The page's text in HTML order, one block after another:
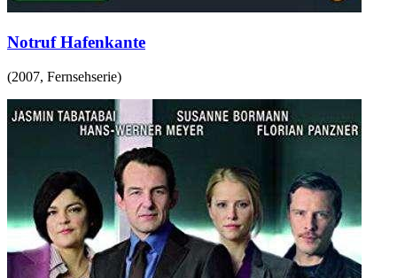
Notruf Hafenkante
(2007, Fernsehserie)